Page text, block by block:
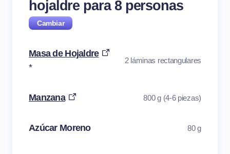
hojaldre para8 personas
Masa de Hojaldre
*
2 láminas rectangulares
Manzana 800 g (4-6 piezas)
Azúcar Moreno 80 g